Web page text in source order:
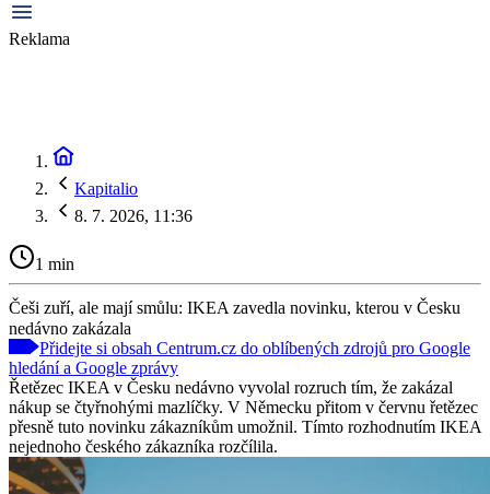
Reklama
Kapitalio
8. 7. 2026, 11:36
1 min
Češi zuří, ale mají smůlu: IKEA zavedla novinku, kterou v Česku
nedávno zakázala
Přidejte si obsah Centrum.cz do oblíbených zdrojů pro Google
hledání a Google zprávy
Řetězec IKEA v Česku nedávno vyvolal rozruch tím, že zakázal
nákup se čtyřnohými mazlíčky. V Německu přitom v červnu řetězec
přesně tuto novinku zákazníkům umožnil. Tímto rozhodnutím IKEA
nejednoho českého zákazníka rozčílila.